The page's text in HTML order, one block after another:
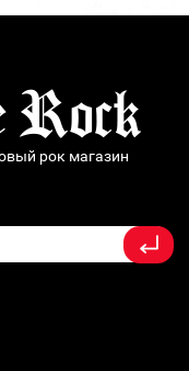
рок магазин